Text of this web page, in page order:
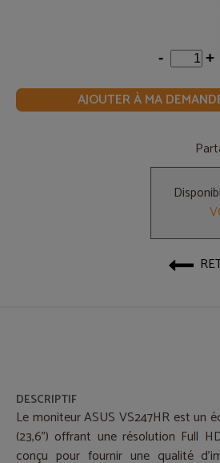
- +
AJOUTER À MA
DESCRIPTIF
Le moniteur ASUS VS247HR est un
(23,6") offrant une résolution Full
conçu pour fournir une qualité